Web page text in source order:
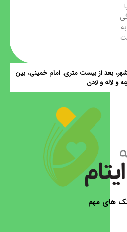
بعد از بیست متری، امام خمینی، بین
و لاله و لادن
های مهم